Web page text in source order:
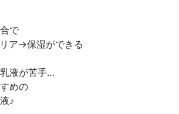
で
ア→保湿ができる
液が苦手…
めの
♪